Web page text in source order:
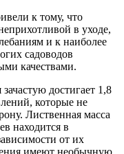
к тому, что
в уходе,
и к наиболее
садоводов
качествами.
достигает 1,8
которые не
Лиственная масса
находится в
от их
имеют необычную